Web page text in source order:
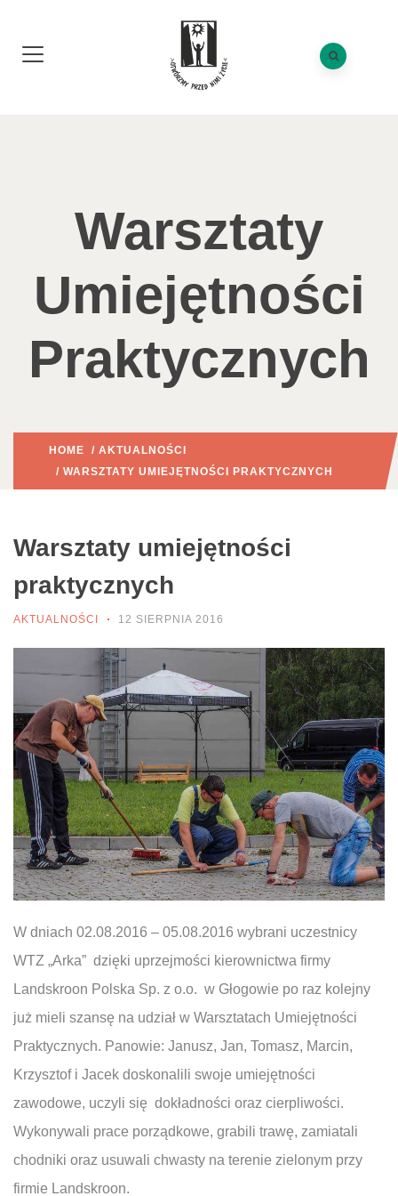
Warsztaty
Umiejętności
Praktycznych
HOME / AKTUALNOŚCI
/ WARSZTATY UMIEJĘTNOŚCI PRAKTYCZNYCH
Warsztaty umiejętności
praktycznych
AKTUALNOŚCI 12 SIERPNIA 2016
W dniach 02.08.2016 – 05.08.2016 wybrani uczestnicy
WTZ „Arka” dzięki uprzejmości kierownictwa firmy
Landskroon Polska Sp. z o.o. w Głogowie po raz kolejny
już mieli szansę na udział w Warsztatach Umiejętności
Praktycznych. Panowie: Janusz, Jan, Tomasz, Marcin,
Krzysztof i Jacek doskonalili swoje umiejętności
zawodowe, uczyli się dokładności oraz cierpliwości.
Wykonywali prace porządkowe, grabili trawę, zamiatali
chodniki oraz usuwali chwasty na terenie zielonym przy
firmie Landskroon.